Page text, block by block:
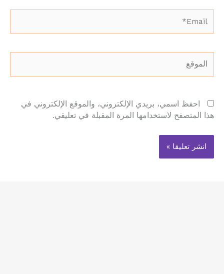
احفظ اسمي، بريدي الإلكتروني، والموقع الإلكتروني في
هذا المتصفح لاستخدامها المرة المقبلة في تعليقي.